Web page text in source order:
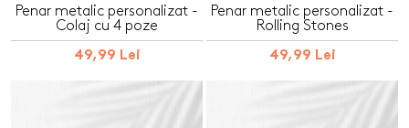
Penar metalic personalizat -
Colaj cu 4 poze
49,99 Lei
Penar metalic personalizat -
Rolling Stones
49,99 Lei